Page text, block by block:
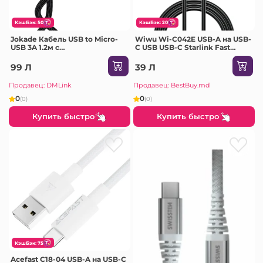
КэшБэк: 50
Jokade Кабель USB to Micro-
USB 3A 1.2м с
отключением JA049, черный
99 Л
Продавец: DMLink
0(0)
Купить быстро
КэшБэк: 20
Wiwu Wi-C042E USB-A на USB-
C USB USB-C Starlink Fast
передачи данных черный
39 Л
Продавец: BestBuy.md
0(0)
Купить быстро
КэшБэк: 75
Acefast C18-04 USB-A на USB-C